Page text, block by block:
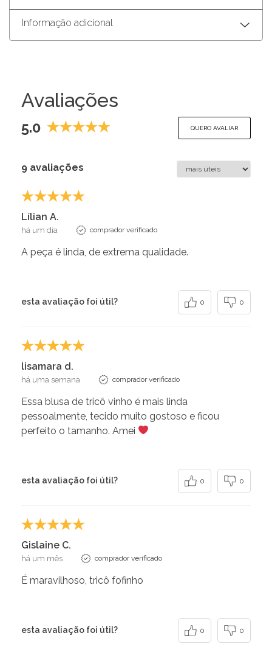
Informação adicional
Avaliações
5.0 QUERO AVALIAR
9 avaliações
Lílian A.
há um dia comprador verificado
A peça é linda, de extrema qualidade.
esta avaliação foi útil? 0 0
lisamara d.
há uma semana comprador verificado
Essa blusa de tricô vinho é mais linda
pessoalmente, tecido muito gostoso e ficou
perfeito o tamanho. Amei
esta avaliação foi útil? 0 0
Gislaine C.
há um mês comprador verificado
É maravilhoso, tricô fofinho
esta avaliação foi útil? 0 0